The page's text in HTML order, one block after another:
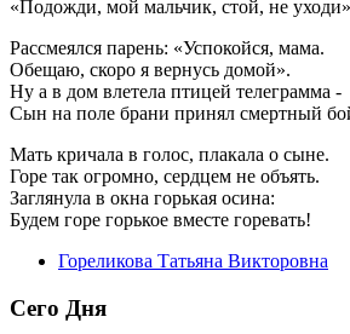
«Подожди, мой мальчик, стой, не
Рассмеялся парень: «Успокойся, мама.
Обещаю, скоро я вернусь домой».
Ну а в дом влетела птицей телеграмма -
Сын на поле брани принял смертный
Мать кричала в голос, плакала о сыне.
Горе так огромно, сердцем не объять.
Заглянула в окна горькая осина:
Будем горе горькое вместе горевать!
Гореликова Татьяна Викторовна
Сего Дня